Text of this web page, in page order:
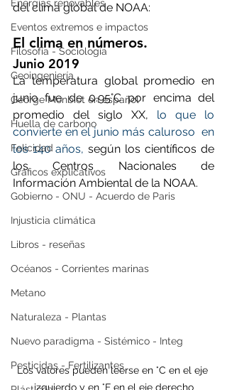
Energías renovables
Eventos extremos e impactos
Filosofía - Sociología
Geoingeniería
George Monbiot en español
Huella de carbono
Felicidad
Gráficos explicativos
Gobierno - ONU - Acuerdo de Paris
Injusticia climática
Libros - reseñas
Océanos - Corrientes marinas
Metano
Naturaleza - Plantas
Nuevo paradigma - Sistémico - Integ
Pesticidas - Fertilizantes
del clima global de NOAA:
El clima en números.
Junio ​​2019
La temperatura global promedio en
junio fue de 0.95°C por encima del
promedio del siglo XX, lo que lo
convierte en el junio más caluroso  en
los 140 años, según los científicos de
los Centros Nacionales de
Información Ambiental de la NOAA.
Los valores pueden leerse en °C en el eje
izquierdo y en °F en el eje derecho